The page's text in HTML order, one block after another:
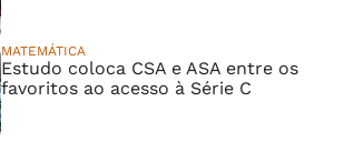
MATEMÁTICA
Estudo coloca CSA e ASA entre os
favoritos ao acesso à Série C